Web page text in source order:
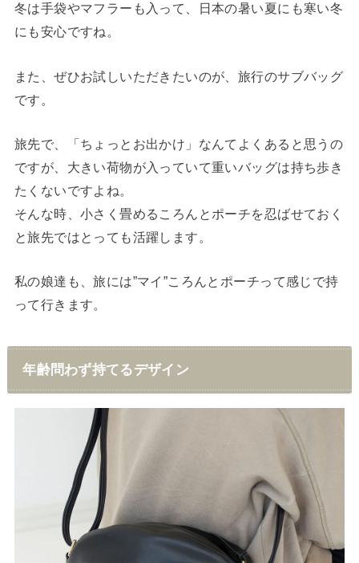
冬は手袋やマフラーも入って、日本の暑い夏にも寒い冬
にも安心ですね。
また、ぜひお試しいただきたいのが、旅行のサブバッグ
です。
旅先で、「ちょっとお出かけ」なんてよくあると思うの
ですが、大きい荷物が入っていて重いバッグは持ち歩き
たくないですよね。
そんな時、小さく畳めるころんとポーチを忍ばせておく
と旅先ではとっても活躍します。
私の娘達も、旅には”マイ”ころんとポーチって感じで持
って行きます。
年齢問わず持てるデザイン